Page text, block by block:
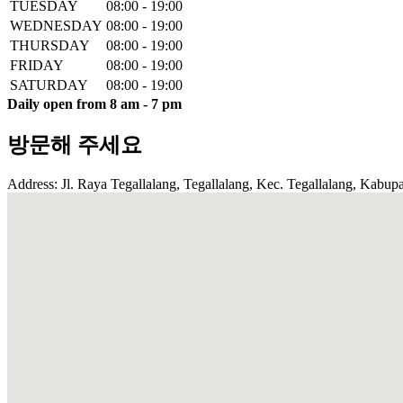
TUESDAY
08:00 - 19:00
WEDNESDAY 08:00 - 19:00
THURSDAY
08:00 - 19:00
FRIDAY
08:00 - 19:00
SATURDAY
08:00 - 19:00
Daily open from 8 am - 7 pm
방문해 주세요
Address: Jl. Raya Tegallalang, Tegallalang, Kec. Tegallalang,